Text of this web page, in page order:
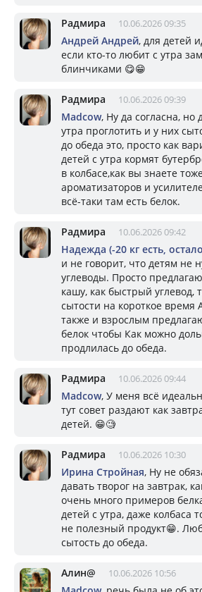
Радмира 10.06.2026 09:35
Андрей Андрей, для детей
если кто-то любит с утра
блинчиками 😋😁
Радмира 10.06.2026 09:39
Madcow, Ну да согласна, но
утра проглотить и у них
до обеда это, просто как
детей с утра кормят
в колбасе,как вы знаете
ароматизаторов и
всё-таки там есть белок.
Радмира 10.06.2026 09:42
Надежда (-20 кг есть,
и не говорит, что детям не
углеводы. Просто
кашу, как быстрый углевод,
сытости на короткое время
также и взрослым
белок чтобы Как можно
продлилась до обеда.
Радмира 10.06.2026 09:44
Madcow, У меня всё
тут совет раздают как
детей. 😁🧐
Радмира 10.06.2026 10:30
Ирина Стройная, Ну не
давать творог на завтрак,
очень много примеров
детей с утра, даже колбаса
не полезный продукт😁.
сытость до обеда.
Алин@ 10.06.2026 10:56